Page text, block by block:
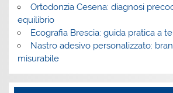
Ortodonzia Cesena: diagnosi
equilibrio
Ecografia Brescia: guida pratica a
Nastro adesivo personalizzato:
misurabile